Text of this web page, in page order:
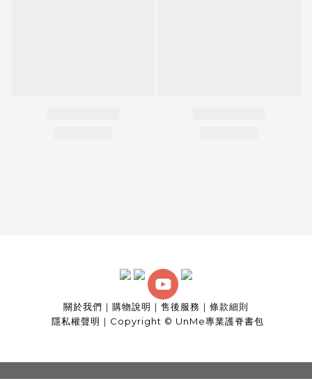
關於我們 ｜ 購物說明 ｜ 售後服務 ｜ 條款細則
隱私權聲明 ｜ Copyright © UnMe專業護脊書包